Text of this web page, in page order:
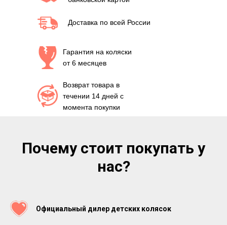
Возврат товара в
течении 14 дней с
момента покупки
Гарантия на коляски
от 6 месяцев
Доставка по всей России
Почему стоит покупать у
нас?
Официальный дилер детских колясок